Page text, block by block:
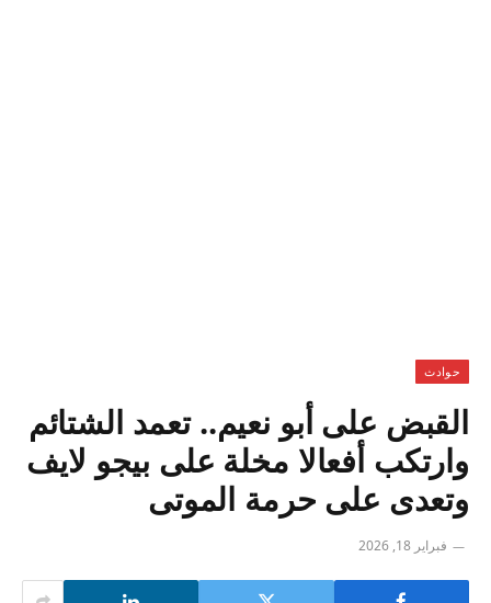
حوادث
القبض على أبو نعيم.. تعمد الشتائم
وارتكب أفعالا مخلة على بيجو لايف
وتعدى على حرمة الموتى
فبراير 18, 2026